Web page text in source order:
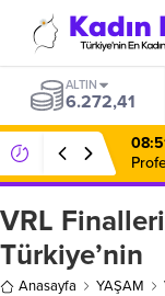
ALTIN
6.272,41
VRL
Türkiye’nin
Anasayfa YAŞAM